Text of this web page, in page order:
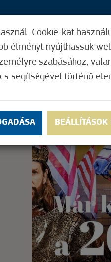
HASZNOS FUNKCIÓK
Nem értékelt
Cookie-kat
élményt nyújthassuk
szabásához,
segítségével történő
BEÁLLÍTÁSOK